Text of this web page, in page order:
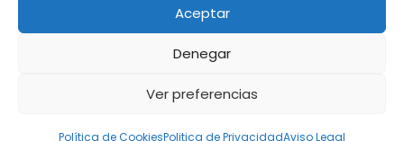
Aceptar
Denegar
Ver preferencias
Política de CookiesPolitica de PrivacidadAviso Legal
Mesas Numark por menos de 300 €